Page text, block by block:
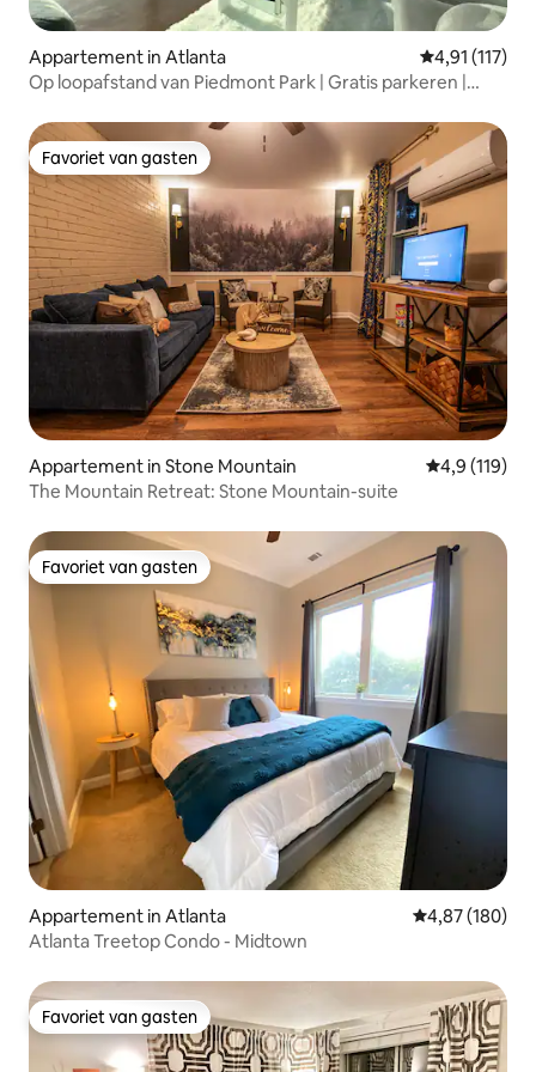
Appartement in Atlanta Gemiddelde
4,91 (117)
Op loopafstand van Piedmont Park | Gratis parkeren |
Favoriet van gasten
Favoriet van gasten
Appartement in Stone Mountain Gemiddelde
4,9 (119)
The Mountain Retreat: Stone Mountain-suite
Favoriet van gasten
Favoriet van gasten
Appartement in Atlanta Gemiddelde
4,87 (180)
Atlanta Treetop Condo - Midtown
Favoriet van gasten
Favoriet van gasten